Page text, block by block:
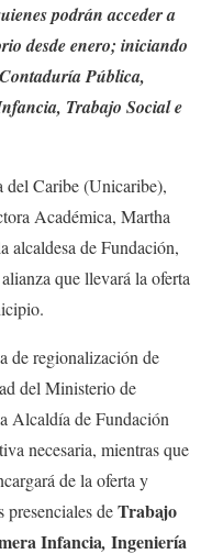
podrán acceder a
desde enero; iniciando
Pública,
Trabajo Social e
del Caribe (Unicaribe),
Académica, Martha
alcaldesa de Fundación,
que llevará la oferta
de regionalización de
del Ministerio de
Alcaldía de Fundación
necesaria, mientras que
de la oferta y
presenciales deTrabajo
Infancia, Ingeniería